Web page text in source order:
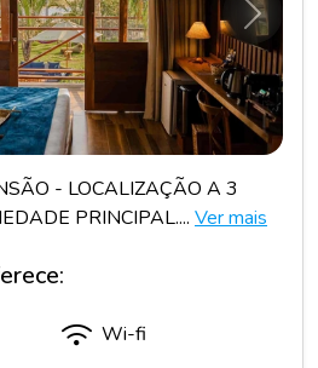
- LOCALIZAÇÃO A 3
PRINCIPAL.... Ver mais
Wi-fi